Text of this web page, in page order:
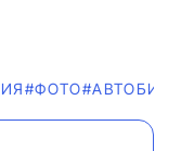
#ФОТО